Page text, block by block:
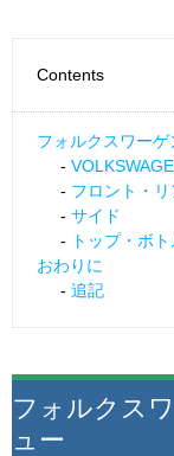
Contents
フォルクスワー
フロント・リ
サイド
トップ・ボト
おわりに
追記
フォルクス
ュー